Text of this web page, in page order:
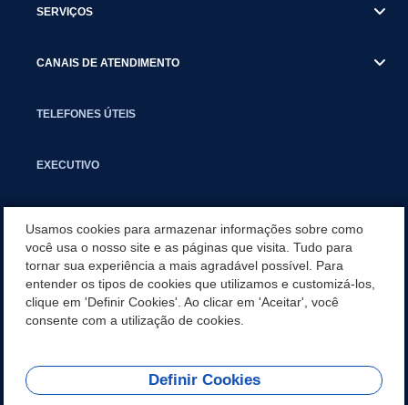
SERVIÇOS
CANAIS DE ATENDIMENTO
TELEFONES ÚTEIS
EXECUTIVO
APLICATIVO
SECRETARIAS
REDES SOCIAIS
Usamos cookies para armazenar informações sobre como
você usa o nosso site e as páginas que visita. Tudo para
tornar sua experiência a mais agradável possível. Para
entender os tipos de cookies que utilizamos e customizá-los,
clique em 'Definir Cookies'. Ao clicar em 'Aceitar', você
consente com a utilização de cookies.
Definir Cookies